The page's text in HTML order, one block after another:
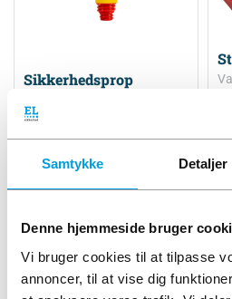
Samtykke Detaljer
Denne hjemmeside bruger
Vi bruger cookies til at tilpasse
annoncer, til at vise dig
Sikkerhedsprop
Varenummer: 2060
135,00kr.inkl. moms
Læg i kurv